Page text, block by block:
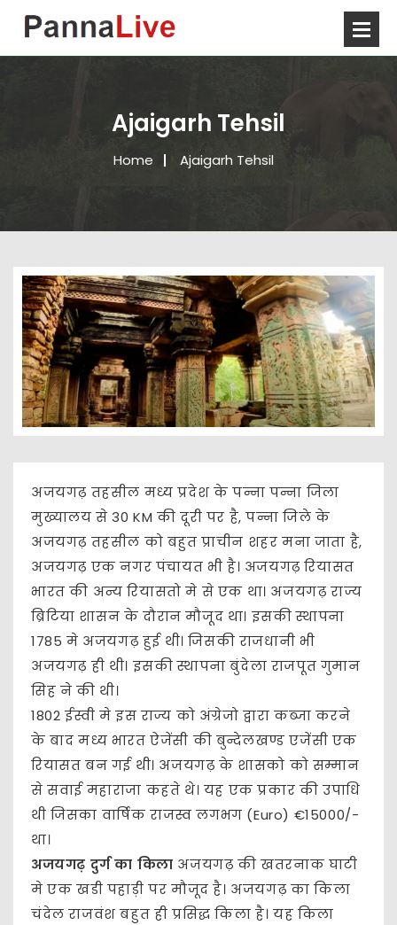
Ajaigarh Tehsil
Home Ajaigarh Tehsil
अजयगढ़ तहसील मध्य प्रदेश के पन्ना पन्ना जिला
मुख्यालय से 30 KM की दूरी पर है, पन्ना जिले के
अजयगढ़ तहसील को बहुत प्राचीन शहर मना जाता है,
अजयगढ़ एक नगर पंचायत भी है। अजयगढ़ रियासत
भारत की अन्य रियासतो मे से एक था। अजयगढ़ राज्य
ब्रिटिया शासन के दौरान मौजूद था। इसकी स्थापना
1785 मे अजयगढ़ हुई थी। जिसकी राजधानी भी
अजयगढ़ ही थी। इसकी स्थापना बुंदेला राजपूत गुमान
सिह ने की थी।
1802 ईस्वी मे इस राज्य को अंग्रेजो द्वारा कब्जा करने
के बाद मध्य भारत ऐजेंसी की बुन्देलखण्ड एजेंसी एक
रियासत बन गई थी। अजयगढ़ के शासको को सम्मान
से सवाई महाराजा कहते थे। यह एक प्रकार की उपाधि
थी जिसका वार्षिक राजस्व लगभग (Euro) €15000/-
था।
अजयगढ़ दुर्ग का किला अजयगढ़ की खतरनाक घाटी
मे एक खडी पहाड़ी पर मौजूद है। अजयगढ़ का किला
चंदेल राजवंश बहुत ही प्रसिद्ध किला है। यह किला